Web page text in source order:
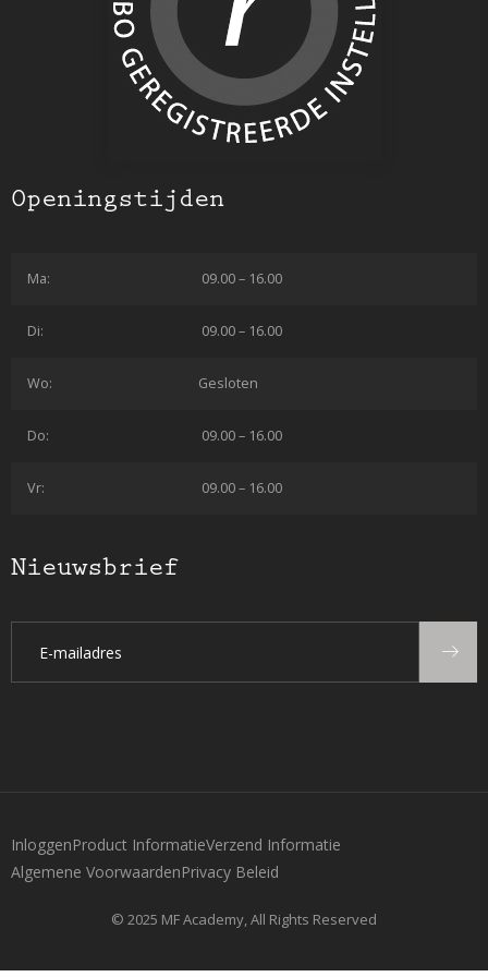
Openingstijden
Ma: 09.00 – 16.00
Di: 09.00 – 16.00
Wo: Gesloten
Do: 09.00 – 16.00
Vr: 09.00 – 16.00
Nieuwsbrief
InloggenProduct InformatieVerzend Informatie
Algemene VoorwaardenPrivacy Beleid
© 2025 MF Academy, All Rights Reserved